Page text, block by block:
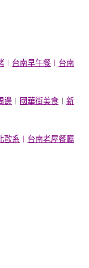
︱ 台南早午餐 ︱ 台南
邊 ︱ 國華街美食 ︱ 新
歐系 ︱ 台南老屋餐廳